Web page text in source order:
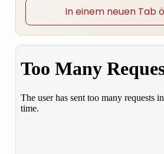
In einem neuen Tab